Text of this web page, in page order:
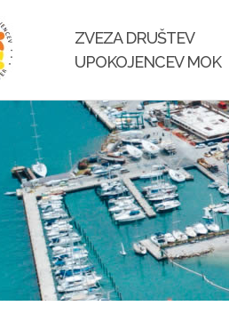
ZVEZA DRUŠTEV
UPOKOJENCEV MOK